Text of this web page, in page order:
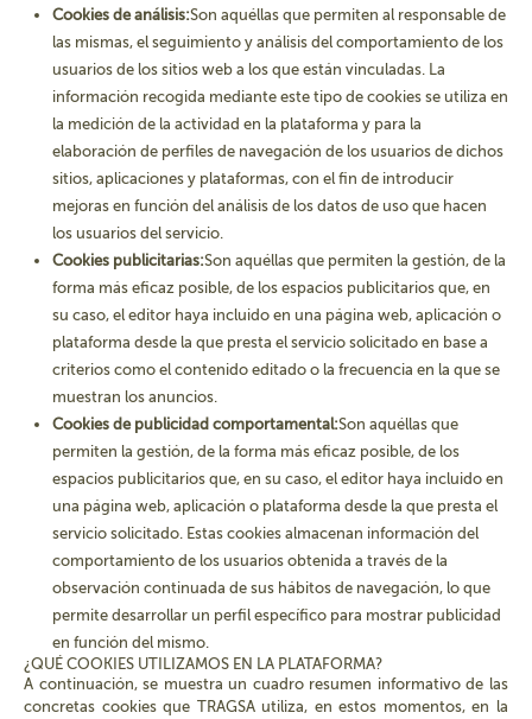
Cookies de análisis:Son aquéllas que permiten al responsable de
las mismas, el seguimiento y análisis del comportamiento de los
usuarios de los sitios web a los que están vinculadas. La
información recogida mediante este tipo de cookies se utiliza en
la medición de la actividad en la plataforma y para la
elaboración de perfiles de navegación de los usuarios de dichos
sitios, aplicaciones y plataformas, con el fin de introducir
mejoras en función del análisis de los datos de uso que hacen
los usuarios del servicio.
Cookies publicitarias:Son aquéllas que permiten la gestión, de la
forma más eficaz posible, de los espacios publicitarios que, en
su caso, el editor haya incluido en una página web, aplicación o
plataforma desde la que presta el servicio solicitado en base a
criterios como el contenido editado o la frecuencia en la que se
muestran los anuncios.
Cookies de publicidad comportamental:Son aquéllas que
permiten la gestión, de la forma más eficaz posible, de los
espacios publicitarios que, en su caso, el editor haya incluido en
una página web, aplicación o plataforma desde la que presta el
servicio solicitado. Estas cookies almacenan información del
comportamiento de los usuarios obtenida a través de la
observación continuada de sus hábitos de navegación, lo que
permite desarrollar un perfil específico para mostrar publicidad
en función del mismo.
¿QUÉ COOKIES UTILIZAMOS EN LA PLATAFORMA?
A continuación, se muestra un cuadro resumen informativo de las
concretas cookies que TRAGSA utiliza, en estos momentos, en la